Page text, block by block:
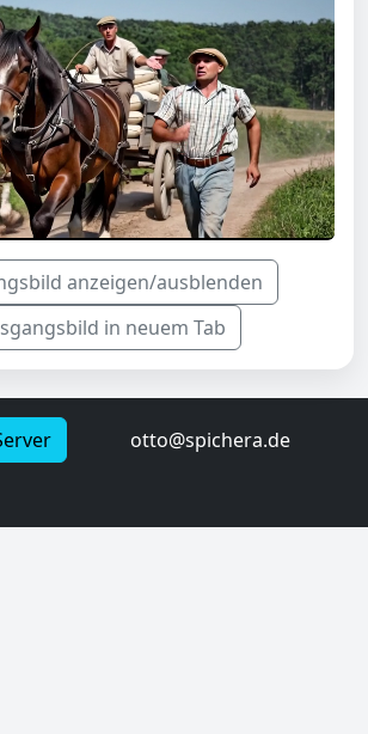
anzeigen/ausblenden
in neuem Tab
otto@spichera.de